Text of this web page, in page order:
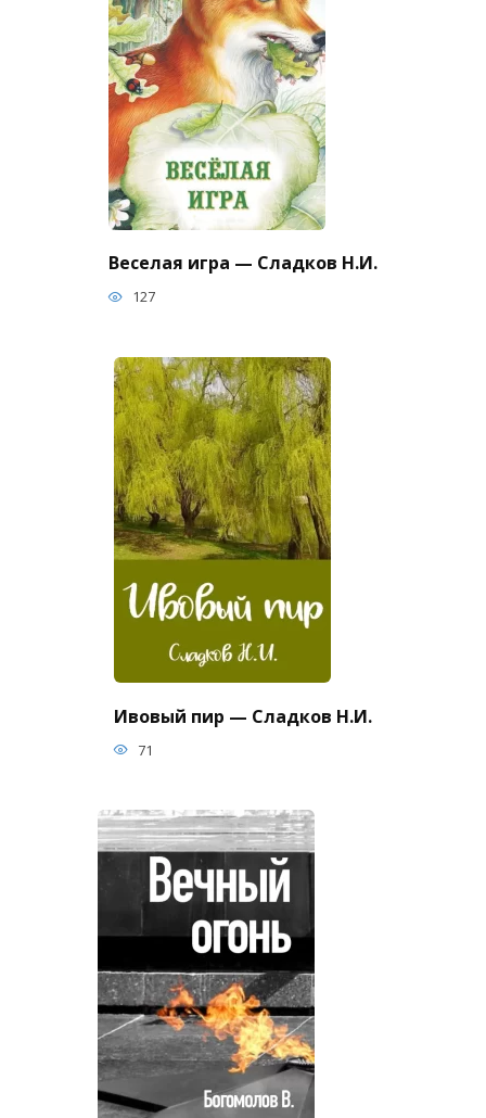
Веселая игра — Сладков Н.И.
127
Ивовый пир — Сладков Н.И.
71